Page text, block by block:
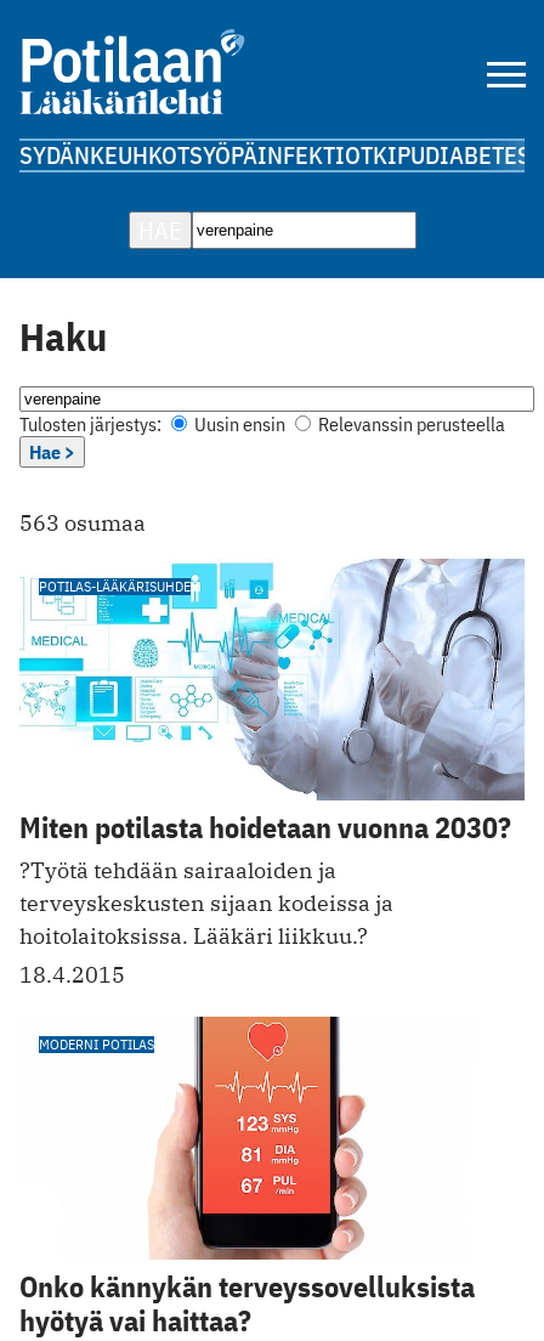
SYDÄNKEUHKOTSYÖPÄINFEKTIOTKIPUDIABETES
Haku
Tulosten järjestys: Uusin ensin
Relevanssin perusteella
Hae >
563 osumaa
POTILAS-LÄÄKÄRISUHDE
Miten potilasta hoidetaan vuonna 2030?
?Työtä tehdään sairaaloiden ja
terveyskeskusten sijaan kodeissa ja
hoitolaitoksissa. Lääkäri liikkuu.?
18.4.2015
MODERNI POTILAS
Onko kännykän terveyssovelluksista
hyötyä vai haittaa?